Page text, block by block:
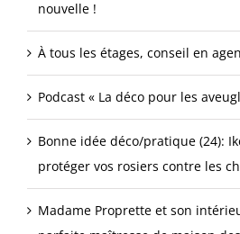
nouvelle !
À tous les étages, conseil en
Podcast « La déco pour les
Bonne idée déco/pratique (24):
protéger vos rosiers contre les
Madame Proprette et son